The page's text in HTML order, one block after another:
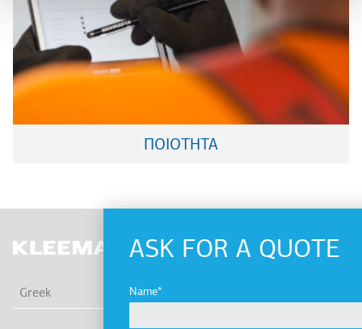
ΠΟΙΟΤΗΤΑ
ASK FOR A QUOTE
Name
Greek